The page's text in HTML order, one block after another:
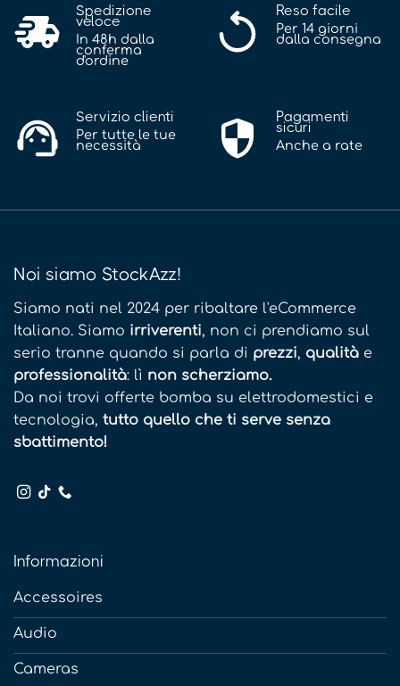
Spedizione
veloce
In 48h dalla
conferma
d'ordine
Reso facile
Per 14 giorni
dalla consegna
Servizio clienti
Per tutte le tue
necessità
Pagamenti
sicuri
Anche a rate
Noi siamo StockAzz!
Siamo nati nel 2024 per ribaltare l'eCommerce
Italiano. Siamo irriverenti, non ci prendiamo sul
serio tranne quando si parla di prezzi, qualità e
professionalità: lì non scherziamo.
Da noi trovi offerte bomba su elettrodomestici e
tecnologia, tutto quello che ti serve senza
sbattimento!
Informazioni
Accessoires
Audio
Cameras